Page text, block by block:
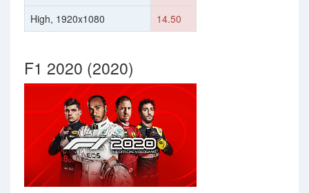
High, 1920x1080 14.50
F1 2020 (2020)